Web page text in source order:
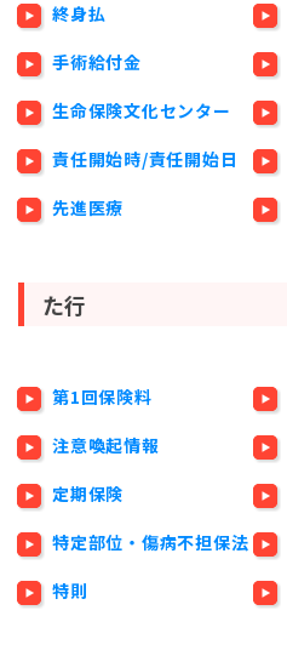
終身払
手術給付金
生命保険文化センター
責任開始時/責任開始日
先進医療
た行
第1回保険料
注意喚起情報
定期保険
特定部位・傷病不担保法
特則